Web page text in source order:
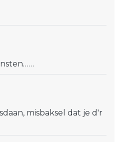
misbaksel dat je d'r